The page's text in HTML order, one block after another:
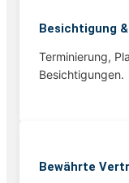
Besichtigung
Terminierung,
Besichtigungen.
Bewährte